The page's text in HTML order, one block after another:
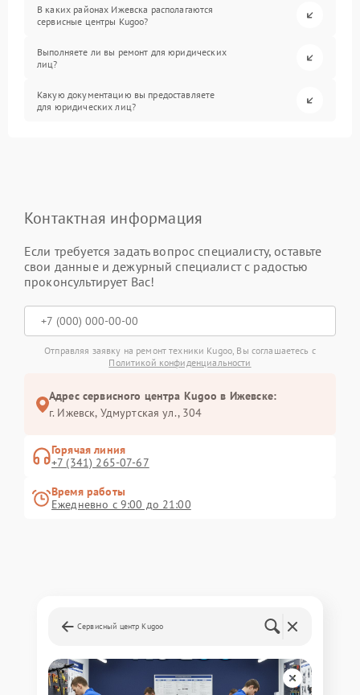
В каких районах Ижевска располагаются
сервисные центры Kugoo?
Выполняете ли вы ремонт для юридических
лиц?
Какую документацию вы предоставляете
для юридических лиц?
Контактная информация
Если требуется задать вопрос специалисту, оставьте
свои данные и дежурный специалист с радостью
проконсультирует Вас!
Отправляя заявку на ремонт техники Kugoo, Вы соглашаетесь с
Политикой конфиденциальности
Адрес сервисного центра Kugoo в Ижевске:
г. Ижевск, Удмуртская ул., 304
Горячая линия
+7 (341) 265-07-67
Время работы
Ежедневно с 9:00 до 21:00
Сервисный центр Kugoo